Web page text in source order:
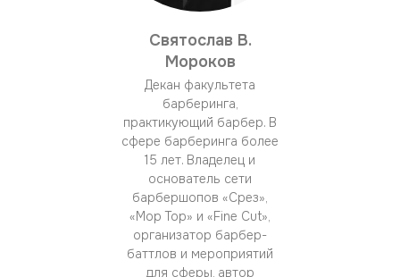
Святослав В.
Мороков
Декан факультета
барберинга,
практикующий барбер. В
сфере барберинга более
15 лет. Владелец и
основатель сети
барбершопов «Срез»,
«Mop Top» и «Fine Cut»,
организатор барбер-
баттлов и мероприятий
для сферы, автор